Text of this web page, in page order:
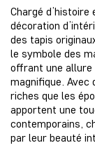
Chargé
décoration
des tapis
le symbole des
offrant une
magnifique.
riches que les
apportent une
contemporains,
par leur beauté